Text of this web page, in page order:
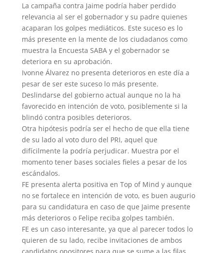
La campaña contra Jaime podría haber perdido
relevancia al ser el gobernador y su padre quienes
acaparan los golpes mediáticos. Este suceso es lo
más presente en la mente de los ciudadanos como
muestra la Encuesta SABA y el gobernador se
deteriora en su aprobación.
Ivonne Álvarez no presenta deterioros en este día a
pesar de ser este suceso lo más presente.
Deslindarse del gobierno actual aunque no la ha
favorecido en intención de voto, posiblemente si la
blindó contra posibles deterioros.
Otra hipótesis podría ser el hecho de que ella tiene
de su lado al voto duro del PRI, aquel que
difícilmente la podría perjudicar. Muestra por el
momento tener bases sociales fieles a pesar de los
escándalos.
FE presenta alerta positiva en Top of Mind y aunque
no se fortalece en intención de voto, es buen augurio
para su candidatura en caso de que Jaime presente
más deterioros o Felipe reciba golpes también.
FE es un caso interesante, ya que al parecer todos lo
quieren de su lado, recibe invitaciones de ambos
candidatos opositores para que se sume a las filas